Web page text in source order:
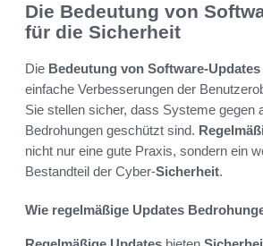
Die Bedeutung von
für die Sicherheit
Die Bedeutung von Software-Updates
einfache Verbesserungen der
Sie stellen sicher, dass Systeme gegen
Bedrohungen geschützt sind.
nicht nur eine gute Praxis, sondern ein
Bestandteil der Cyber-Sicherheit.
Wie regelmäßige Updates